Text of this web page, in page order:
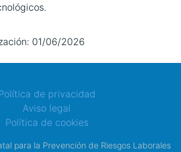
01/06/2026
de privacidad
Aviso legal
Política de cookies
para la Prevención de Riesgos Laborales